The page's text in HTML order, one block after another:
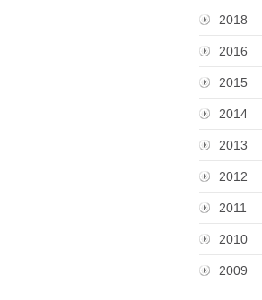
2018
2016
2015
2014
2013
2012
2011
2010
2009